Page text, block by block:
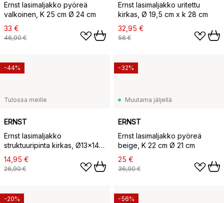
Ernst lasimaljakko pyöreä
valkoinen, K 25 cm Ø 24 cm
33 €
46,90 €
Ernst lasimaljakko uritettu
kirkas, Ø 19,5 cm x k 28 cm
32,95 €
56 €
Tulossa meille
ERNST
Ernst lasimaljakko
struktuuripinta kirkas, Ø13x14
cm
14,95 €
26,90 €
-44%
Muutama jäljellä
ERNST
Ernst lasimaljakko pyöreä
beige, K 22 cm Ø 21 cm
25 €
36,90 €
-32%
-20% -56%